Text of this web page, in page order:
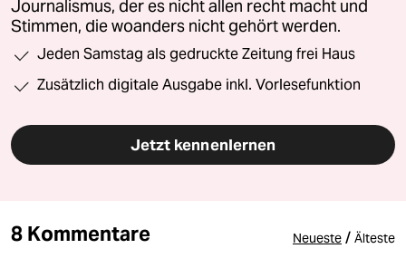
Journalismus, der es nicht allen recht macht und
Stimmen, die woanders nicht gehört werden.
Jeden Samstag als gedruckte Zeitung frei Haus
Zusätzlich digitale Ausgabe inkl. Vorlesefunktion
Jetzt kennenlernen
8 Kommentare Neueste / Älteste